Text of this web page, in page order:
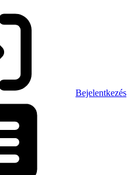
Bejelentkezés